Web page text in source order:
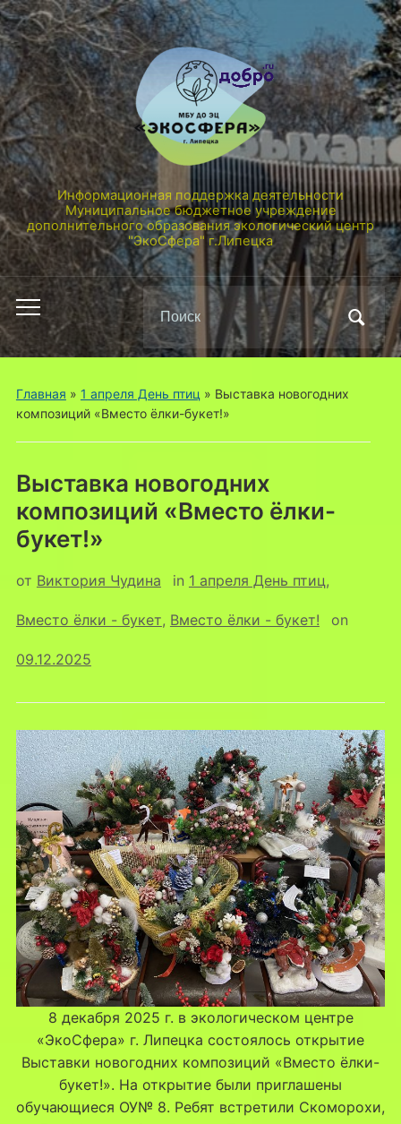
Информационная поддержка деятельности
Муниципальное бюджетное учреждение
дополнительного образования экологический центр
"ЭкоСфера" г.Липецка
Переключить
мобильное
меню
Поиск
по:
Главная » 1 апреля День птиц » Выставка новогодних
композиций «Вместо ёлки-букет!»
Выставка новогодних
композиций «Вместо ёлки-
букет!»
от Виктория Чудина in 1 апреля День птиц,
Вместо ёлки - букет, Вместо ёлки - букет! on
09.12.2025
8 декабря 2025 г. в экологическом центре
«ЭкоСфера» г. Липецка состоялось открытие
Выставки новогодних композиций «Вместо ёлки-
букет!». На открытие были приглашены
обучающиеся ОУ№ 8. Ребят встретили Скоморохи,